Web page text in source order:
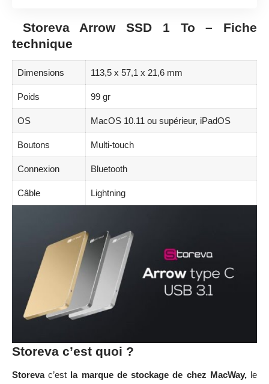
Storeva Arrow SSD 1 To – Fiche
technique
Dimensions 113,5 x 57,1 x 21,6 mm
Poids 99 gr
OS MacOS 10.11 ou supérieur, iPadOS
Boutons Multi-touch
Connexion Bluetooth
Câble Lightning
Storeva c’est quoi ?
Storevac’est la marque de stockage de chez MacWay,le